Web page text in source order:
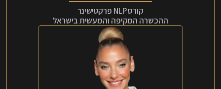
קורס NLP פרקטישינר
ההכשרה המקיפה והמעשית בישראל